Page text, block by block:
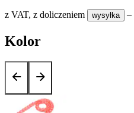
z VAT, z doliczeniem wysyłka –
Kolor